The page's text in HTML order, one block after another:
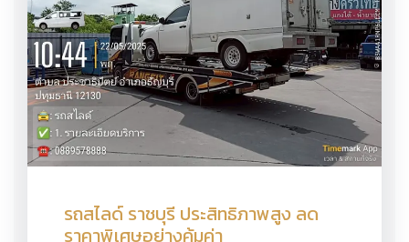
รถสไลด์ ราชบุรี ประสิทธิภาพสูง ลด
ราคาพิเศษอย่างคุ้มค่า